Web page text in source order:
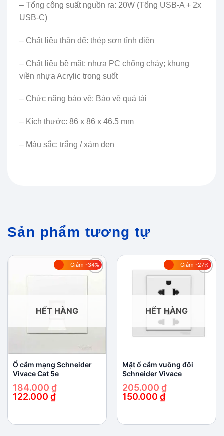
– Tổng công suất nguồn ra: 20W (Tổng USB-A + 2x
USB-C)
– Chất liệu thân đế: thép sơn tĩnh điện
– Chất liệu bề mặt: nhựa PC chống cháy; khung
viền nhựa Acrylic trong suốt
– Chức năng bảo vệ: Bảo vệ quá tải
– Kích thước: 86 x 86 x 46.5 mm
– Màu sắc: trắng / xám đen
Sản phẩm tương tự
Giảm -34%
HẾT HÀNG
Ổ cắm mạng Schneider
Vivace Cat 5e
184.000₫
184.000 ₫.
122.000 ₫
là:
Giảm -27%
HẾT HÀNG
Mặt ổ cắm vuông đôi
Schneider Vivace
205.000₫
205.000 ₫.
150.000 ₫
là: